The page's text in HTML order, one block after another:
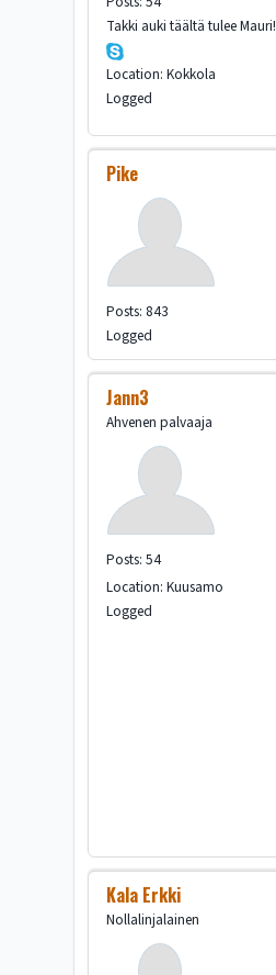
Takki auki täältä tulee Mauri!
Location: Kokkola
Logged
Pike
Posts: 843
Logged
Jann3
Ahvenen palvaaja
Posts: 54
Location: Kuusamo
Logged
Kala Erkki
Nollalinjalainen